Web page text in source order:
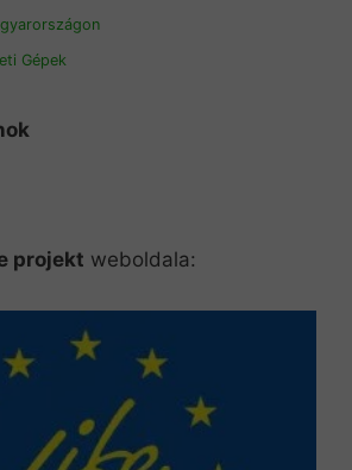
Gépek
projekt weboldala: